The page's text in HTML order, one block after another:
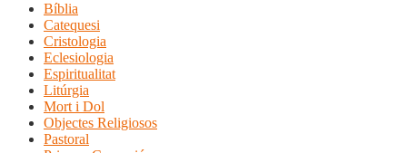
Bíblia
Catequesi
Cristologia
Eclesiologia
Espiritualitat
Litúrgia
Mort i Dol
Objectes Religiosos
Pastoral